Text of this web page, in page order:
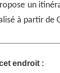
un
à partir de
endroit :